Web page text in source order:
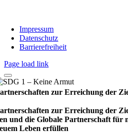
Impressum
Datenschutz
Barrierefreiheit
Page load link
zur Erreichung der
zur Erreichung der
und die Glo­bale Part­ner­schaft für
Leben erfül­len